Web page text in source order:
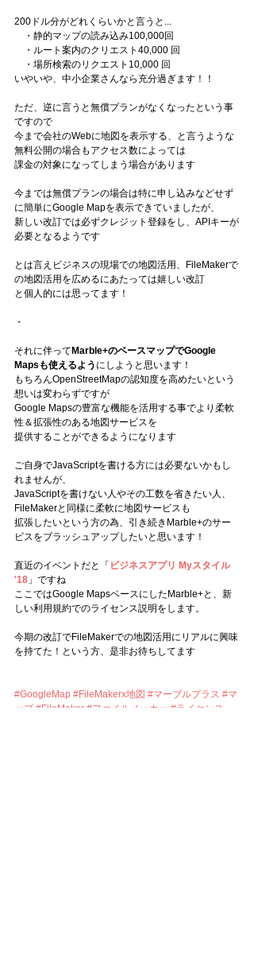
200ドル分がどれくらいかと言うと...
・静的マップの読み込み100,000回
・ルート案内のクリエスト40,000 回
・場所検索のリクエスト10,000 回
いやいや、中小企業さんなら充分過ぎます！！
ただ、逆に言うと無償プランがなくなったという事
ですので
今まで会社のWebに地図を表示する、と言うような
無料公開の場合もアクセス数によっては
課金の対象になってしまう場合があります
今までは無償プランの場合は特に申し込みなどせず
に簡単にGoogle Mapを表示できていましたが、
新しい改訂では必ずクレジット登録をし、APIキーが
必要となるようです
とは言えビジネスの現場での地図活用、FileMakerで
の地図活用を広めるにあたっては嬉しい改訂
と個人的には思ってます！
・
それに伴って Marble+のベースマップでGoogle
Mapsも使えるよう にしようと思います！
もちろんOpenStreetMapの認知度を高めたいという
想いは変わらずですが
Google Mapsの豊富な機能を活用する事でより柔軟
性＆拡張性のある地図サービスを
提供することができるようになります
ご自身でJavaScriptを書ける方には必要ないかもし
れませんが、
JavaScriptを書けない人やその工数を省きたい人、
FileMakerと同様に柔軟に地図サービスも
拡張したいという方の為、引き続きMarble+のサー
ビスをブラッシュアップしたいと思います！
直近のイベントだと「 ビジネスアプリ Myスタイル
'18 」ですね
ここではGoogle MapsベースにしたMarble+と、新
しい利用規約でのライセンス説明をします。
今期の改訂でFileMakerでの地図活用にリアルに興味
を持てた！という方、是非お待ちしてます
#GoogleMap #FileMakerx地図 #マーブルプラス #マ
ップ #FileMaker #ファイルメーカー #ライセンス